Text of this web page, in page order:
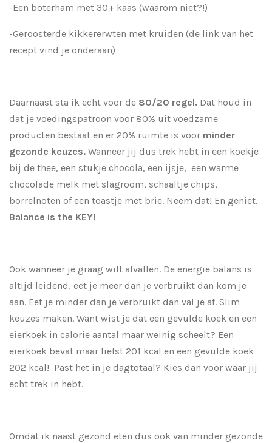
-Een boterham met 30+ kaas (waarom niet?!)
-Geroosterde kikkererwten met kruiden (de link van het
recept vind je onderaan)
Daarnaast sta ik echt voor de 80/20 regel. Dat houd in
dat je voedingspatroon voor 80% uit voedzame
producten bestaat en er 20% ruimte is voor minder
gezonde keuzes. Wanneer jij dus trek hebt in een koekje
bij de thee, een stukje chocola, een ijsje, een warme
chocolade melk met slagroom, schaaltje chips,
borrelnoten of een toastje met brie. Neem dat! En geniet.
Balance is the KEY!
Ook wanneer je graag wilt afvallen. De energie balans is
altijd leidend, eet je meer dan je verbruikt dan kom je
aan. Eet je minder dan je verbruikt dan val je af. Slim
keuzes maken. Want wist je dat een gevulde koek en een
eierkoek in calorie aantal maar weinig scheelt? Een
eierkoek bevat maar liefst 201 kcal en een gevulde koek
202 kcal! Past het in je dagtotaal? Kies dan voor waar jij
echt trek in hebt.
Omdat ik naast gezond eten dus ook van minder gezonde